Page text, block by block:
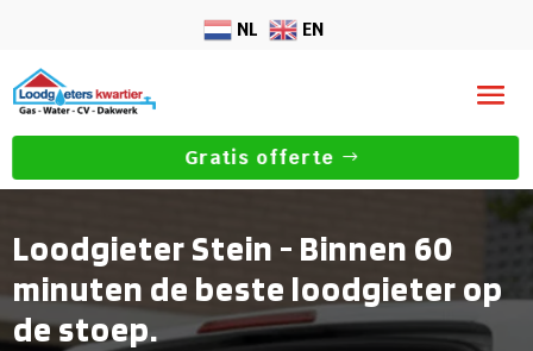
NL EN
Gratis offerte
Loodgieter Stein - Binnen 60
minuten de beste loodgieter op
de stoep.